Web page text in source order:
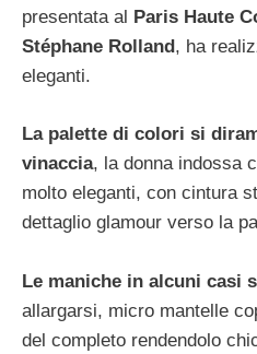
presentata al Paris Haute
Stéphane Rolland , ha
eleganti.
La palette di colori si
vinaccia, la donna indossa
molto eleganti, con cintura
dettaglio glamour verso la
Le maniche in alcuni casi
allargarsi, micro mantelle
del completo rendendolo